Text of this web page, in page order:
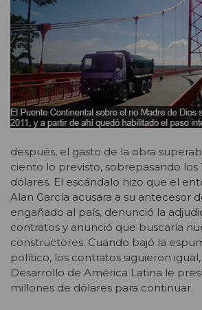
después, el gasto de la obra
ciento lo previsto, sobrepasando los
dólares. El escándalo hizo que el
Alan García acusara a su antecesor
engañado al país, denunció la
contratos y anunció que buscaría
constructores. Cuando bajó la
político, los contratos siguieron
Desarrollo de América Latina le
millones de dólares para continuar.